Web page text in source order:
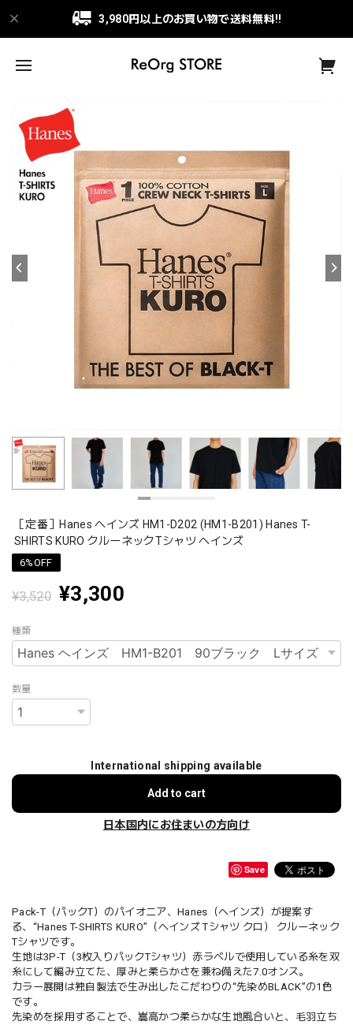
3,980円以上のお買い物で送料無料!!
［定番］Hanes ヘインズ HM1-D202 (HM1-B201) Hanes T-
SHIRTS KURO クルーネックTシャツ ヘインズ
6%OFF
¥3,520 ¥3,300
種類
数量
International shipping available
Add to cart
日本国内にお住まいの方向け
Save
Pack-T（パックT）のパイオニア、Hanes（ヘインズ）が提案す
る、“Hanes T-SHIRTS KURO”（ヘインズ Tシャツ クロ） クルーネック
Tシャツです。
生地は3P-T（3枚入りパックTシャツ）赤ラベルで使用している糸を双
糸にして編み立てた、厚みと柔らかさを兼ね備えた7.0オンス。
カラー展開は独自製法で生み出したこだわりの“先染めBLACK”の1色
です。
先染めを採用することで、嵩高かつ柔らかな生地風合いと、毛羽立ち